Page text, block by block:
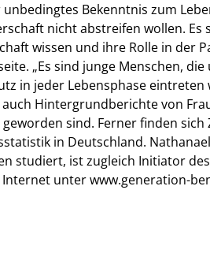
Bekenntnis zum
nicht abstreifen wollen. Es
wissen und ihre Rolle in der
„Es sind junge Menschen,
in jeder Lebensphase eintreten
Hintergrundberichte von
sind. Ferner finden sich
in Deutschland.
studiert, ist zugleich Initiator
unter www.generation-